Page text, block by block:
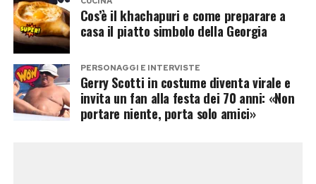
nella cottura lenta dei
peperoni arrostiti, che
devono perdere tutta
l’acqua in eccesso
prima di essere
Cos’è il khachapuri e come preparare a
casa il piatto simbolo della Georgia
PERSONAGGI E INTERVISTE
Gerry Scotti in costume diventa virale e
invita un fan alla festa dei 70 anni: «Non
portare niente, porta solo amici»